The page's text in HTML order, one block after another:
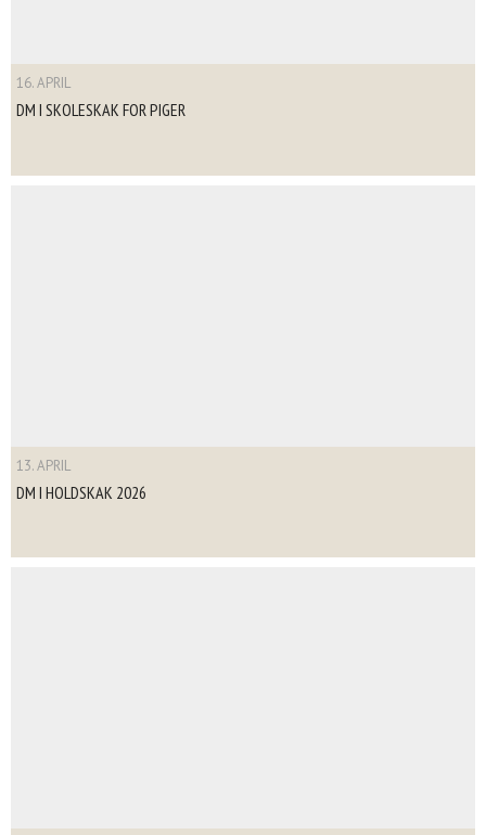
16. APRIL
DM I SKOLESKAK FOR PIGER
13. APRIL
DM I HOLDSKAK 2026